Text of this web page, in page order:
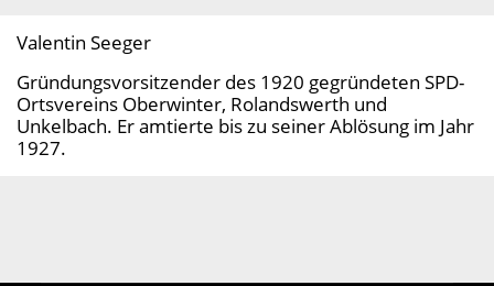
Valentin Seeger
Gründungsvorsitzender des 1920 gegründeten SPD-
Ortsvereins Oberwinter, Rolandswerth und
Unkelbach. Er amtierte bis zu seiner Ablösung im Jahr
1927.